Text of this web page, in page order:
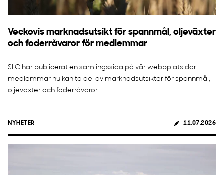
Veckovis marknadsutsikt för spannmål, oljeväxter
och foderråvaror för medlemmar
SLC har publicerat en samlingssida på vår webbplats där
medlemmar nu kan ta del av marknadsutsikter för spannmål,
oljeväxter och foderråvaror....
NYHETER 11.07.2026